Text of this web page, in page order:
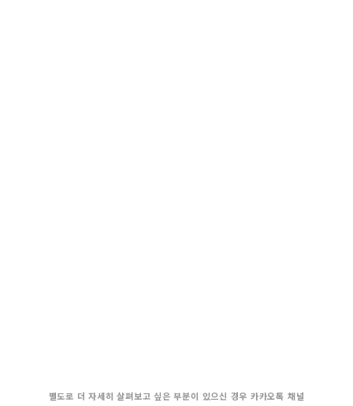
별도로 더 자세히 살펴보고 싶은 부분이 있으신 경우 카카오톡 채널